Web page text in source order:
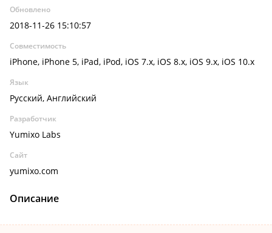
Обновлено
2018-11-26 15:10:57
Совместимость
iPhone, iPhone 5, iPad, iPod, iOS 7.x, iOS 8.x, iOS 9.x, iOS 10.x
Язык
Русский, Английский
Разработчик
Yumixo Labs
Сайт
yumixo.com
Описание